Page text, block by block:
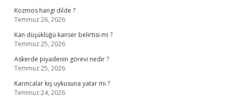
Kozmos hangi dilde ?
Temmuz 26, 2026
Kan düşüklüğü kanser belirtisi mi ?
Temmuz 25, 2026
Askerde piyadenin görevi nedir ?
Temmuz 25, 2026
Karıncalar kış uykusuna yatar mı ?
Temmuz 24, 2026